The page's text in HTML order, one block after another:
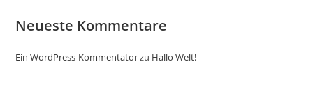
Neueste Kommentare
Ein WordPress-Kommentatorzu Hallo Welt!